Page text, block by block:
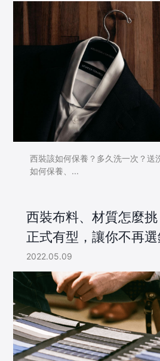
西裝該如何保養？多久洗一次？送
如何保養、...
西裝布料、材質怎麼挑
正式有型，讓你不再
2022.05.09